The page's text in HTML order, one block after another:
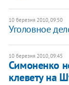
10 березня 2010, 09:50
Уголовное
10 березня 2010, 09:45
Симоненко
клевету на